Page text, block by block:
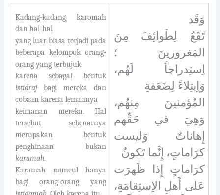
Kadang-kadang karomah
dan hal-hal
yang luar biasa terjadi pada
beberapa kelompok orang-
orang yang terbujuk
karena sebagai bentuk
istidrajbagi mereka dan
cobaan karena lemahnya
keimanan mereka. Hal
tersebut sebenarnya
merupakan bentuk
penghinaan bukan
karamah.
Karamah muncul hanya
bagi orang-orang yang
وَقَد
تَقَعُ لِطَوائِفَ مِنَ
المَغرورينَ ؛
اِستِدراجاً لَهُم،
وَاِبتِلاءً لِضَعَفةِ
المُؤمنينَ مِنهُم،
وَهِيَ في حَقِّهم
إِهاناتٌ وَليست
كرَاماتٍ، إِنَّما تَكونُ
كرَاماتٍ إِذا ظَهرَت
عَلى أَهلِ الاِستِقامَةِ،